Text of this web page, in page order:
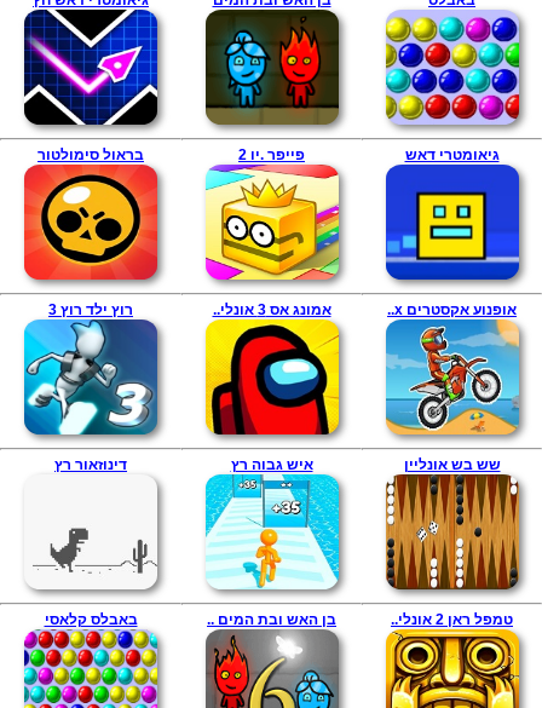
גיאומטרי דאש פייפר .יו 2 בראול סימולטור
אופנוע אקסטרים x.. אמונג אס 3 אונלי.. רוץ ילד רוץ 3
שש בש אונליין איש גבוה רץ דינוזאור רץ
טמפל ראן 2 אונלי.. בן האש ובת המים .. באבלס קלאסי